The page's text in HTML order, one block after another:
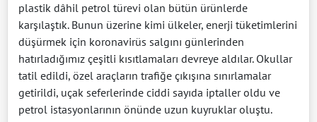
plastik dâhil petrol türevi olan bütün ürünlerde
karşılaştık. Bunun üzerine kimi ülkeler, enerji tüketimlerini
düşürmek için koronavirüs salgını günlerinden
hatırladığımız çeşitli kısıtlamaları devreye aldılar. Okullar
tatil edildi, özel araçların trafiğe çıkışına sınırlamalar
getirildi, uçak seferlerinde ciddi sayıda iptaller oldu ve
petrol istasyonlarının önünde uzun kuyruklar oluştu.